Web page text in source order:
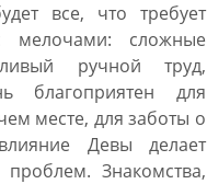
все, что требует
мелочами: сложные
ручной труд,
благоприятен для
месте, для заботы о
Девы делает
Знакомства,